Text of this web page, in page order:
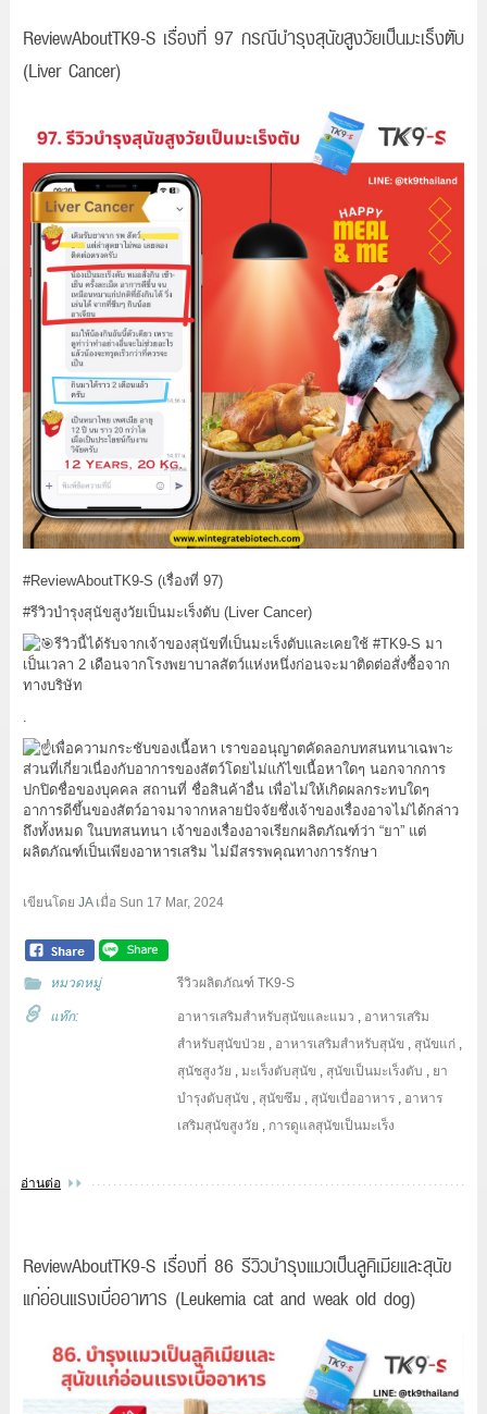
ReviewAboutTK9-S เรื่องที่ 97 กรณีบำรุงสุนัขสูงวัยเป็นมะเร็งตับ
(Liver Cancer)
#ReviewAboutTK9-S (เรื่องที่ 97)
#รีวิวบำรุงสุนัขสูงวัยเป็นมะเร็งตับ(Liver Cancer)
รีวิวนี้ได้รับจากเจ้าของสุนัขที่เป็นมะเร็งตับและเคยใช้ #TK9-S มา
เป็นเวลา 2 เดือนจากโรงพยาบาลสัตว์แห่งหนึ่งก่อนจะมาติดต่อสั่งซื้อจาก
ทางบริษัท
เพื่อความกระชับของเนื้อหา เราขออนุญาตคัดลอกบทสนทนาเฉพาะ
ส่วนที่เกี่ยวเนื่องกับอาการของสัตว์โดยไม่แก้ไขเนื้อหาใดๆ นอกจากการ
ปกปิดชื่อของบุคคล สถานที่ ชื่อสินค้าอื่น เพื่อไม่ให้เกิดผลกระทบใดๆ
อาการดีขึ้นของสัตว์อาจมาจากหลายปัจจัยซึ่งเจ้าของเรื่องอาจไม่ได้กล่าว
ถึงทั้งหมด ในบทสนทนา เจ้าของเรื่องอาจเรียกผลิตภัณฑ์ว่า “ยา” แต่
ผลิตภัณฑ์เป็นเพียงอาหารเสริม ไม่มีสรรพคุณทางการรักษา
เขียนโดย JAเมื่อ Sun 17 Mar, 2024
หมวดหมู่ รีวิวผลิตภัณฑ์ TK9-S
แท๊ก: อาหารเสริมสำหรับสุนัขและแมว , อาหารเสริม
สำหรับสุนัขป่วย , อาหารเสริมสำหรับสุนัข , สุนัขแก่ ,
สุนัชสูงวัย ,มะเร็งตับสุนัข , สุนัขเป็นมะเร็งตับ , ยา
บำรุงตับสุนัข , สุนัขซึม , สุนัขเบื่ออาหาร , อาหาร
เสริมสุนัขสูงวัย , การดูแลสุนัขเป็นมะเร็ง
อ่านต่อ
ReviewAboutTK9-S เรื่องที่ 86 รีวิวบำรุงแมวเป็นลูคิเมียและสุนัข
แก่อ่อนแรงเบื่ออาหาร (Leukemia cat and weak old dog)